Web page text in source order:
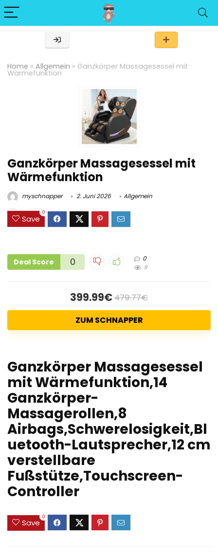
Home » Allgemein » Ganzkörper Massagesessel mit
Wärmefunktion
Ganzkörper Massagesessel mit
Wärmefunktion
myschnapper 2. Juni 2026 Allgemein
Save
0
Deal Score 0
0
9
399.99€479.77€
ZUM SCHNAPPER
Ganzkörper Massagesessel
mit Wärmefunktion,14
Ganzkörper-
Massagerollen,8
Airbags,Schwerelosigkeit,Bl
uetooth-Lautsprecher,12 cm
verstellbare
Fußstütze,Touchscreen-
Controller
Save
0